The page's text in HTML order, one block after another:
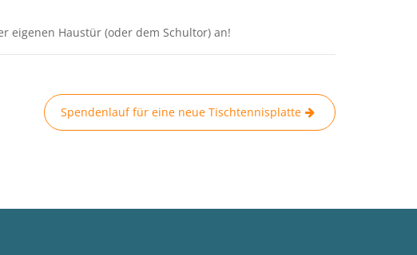
eigenen Haustür (oder dem Schultor) an!
Spendenlauf für eine neue Tischtennisplatte